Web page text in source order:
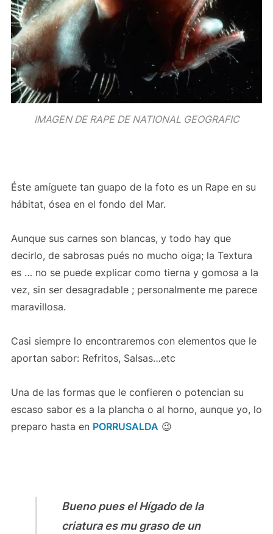
IMAGEN DE RAPE DE NATIONAL GEOGRAFIC
Éste amíguete tan guapo de la foto es un Rape en su
hábitat, ósea en el fondo del Mar.
Aunque sus carnes son blancas, y todo hay que
decirlo, de sabrosas pués no mucho oiga; la Textura
es … no se puede explicar como tierna y gomosa a la
vez, sin ser desagradable ; personalmente me parece
maravillosa.
Casi siempre lo encontraremos con elementos que le
aportan sabor: Refritos, Salsas…etc
Una de las formas que le confieren o potencian su
escaso sabor es a la plancha o al horno, aunque yo, lo
preparo hasta en PORRUSALDA 😉
Bueno pues el Hígado de la
criatura es mu graso de un